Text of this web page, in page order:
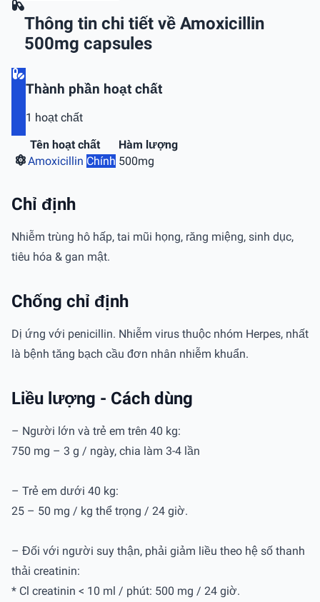
Thông tin chi tiết về Amoxicillin
500mg capsules
Thành phần hoạt chất
1 hoạt chất
Tên hoạt chất
Hàm lượng
Amoxicillin Chính 500mg
Chỉ định
Nhiễm trùng hô hấp, tai mũi họng, răng miệng, sinh dục,
tiêu hóa & gan mật.
Chống chỉ định
Dị ứng với penicillin. Nhiễm virus thuộc nhóm Herpes, nhất
là bệnh tăng bạch cầu đơn nhân nhiễm khuẩn.
Liều lượng - Cách dùng
– Người lớn và trẻ em trên 40 kg:
750 mg – 3 g / ngày, chia làm 3-4 lần
– Trẻ em dưới 40 kg:
25 – 50 mg / kg thể trọng / 24 giờ.
– Đối với người suy thận, phải giảm liều theo hệ số thanh
thải creatinin:
* Cl creatinin < 10 ml / phút: 500 mg / 24 giờ.